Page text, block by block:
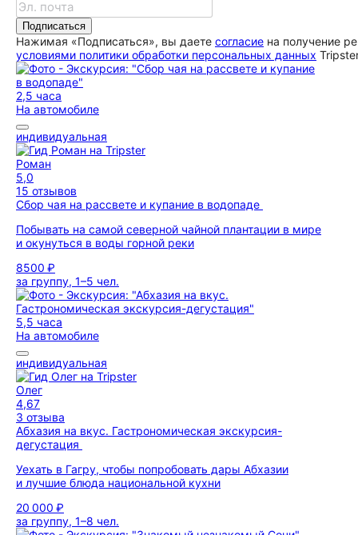
Подписаться
Нажимая «Подписаться», вы даете согласие на получение
условиями политики обработки персональных данных
2,5 часа
На автомобиле
индивидуальная
Роман
5,0
15 отзывов
Сбор чая на рассвете и купание в водопаде
Побывать на самой северной чайной плантации в мире
и окунуться в воды горной реки
8500 ₽
за группу, 1–5 чел.
5,5 часа
На автомобиле
индивидуальная
Олег
4,67
3 отзыва
Абхазия на вкус. Гастрономическая экскурсия-
дегустация
Уехать в Гагру, чтобы попробовать дары Абхазии
и лучшие блюда национальной кухни
20 000 ₽
за группу, 1–8 чел.